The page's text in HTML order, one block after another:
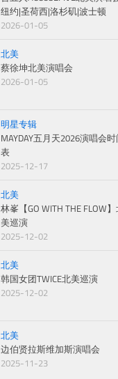
纽约|圣荷西|洛杉矶|波士顿
2026-01-05
北美
蔡徐坤北美演唱会
2026-01-05
明星专辑
MAYDAY五月天2026演唱会
表
2025-12-17
北美
林峯【GO WITH THE FLOW
美巡演
2025-12-02
北美
韩国女团TWICE北美巡演
2025-12-02
北美
边伯贤拉斯维加斯演唱会
2025-11-23